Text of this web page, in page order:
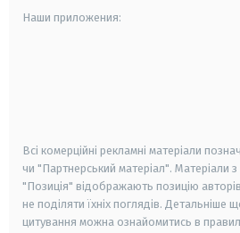
Наши приложения:
Всі комерційні рекламні матеріали
чи "Партнерський матеріал". Матеріали
"Позиція" відображають позицію
не поділяти їхніх поглядів. Детальніше
цитування можна ознайомитись в